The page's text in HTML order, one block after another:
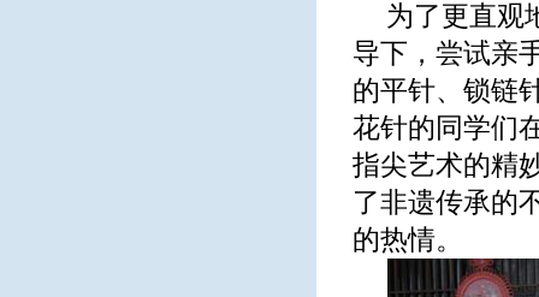
为了更直观
导下，尝试亲
的平针、锁链
花针的同学们
指尖艺术的精
了非遗传承的
的热情。